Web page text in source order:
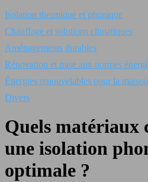
Isolation thermique et phonique
Chauffage et solutions climatiques
Aménagements durables
Rénovation et mise aux normes
Énergies renouvelables pour la maison
Divers
Quels matériaux
une isolation
optimale ?